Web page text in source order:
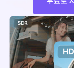
AI 기능
도움
가이드
Wondershare
온라인으로 시